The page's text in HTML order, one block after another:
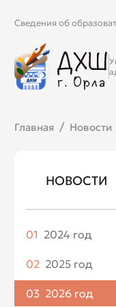
Сведения об
Главная Новости
НОВОСТИ
01 2024 год
Апрель
Май
Июнь
02 2025 год
Январь
03 2026 год